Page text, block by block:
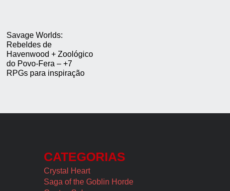
Savage Worlds:
Rebeldes de
Havenwood + Zoológico
do Povo-Fera – +7
RPGs para inspiração
CATEGORIAS
Crystal Heart
Saga of the Goblin Horde